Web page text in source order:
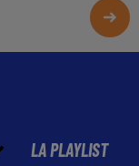
LA PLAYLIST